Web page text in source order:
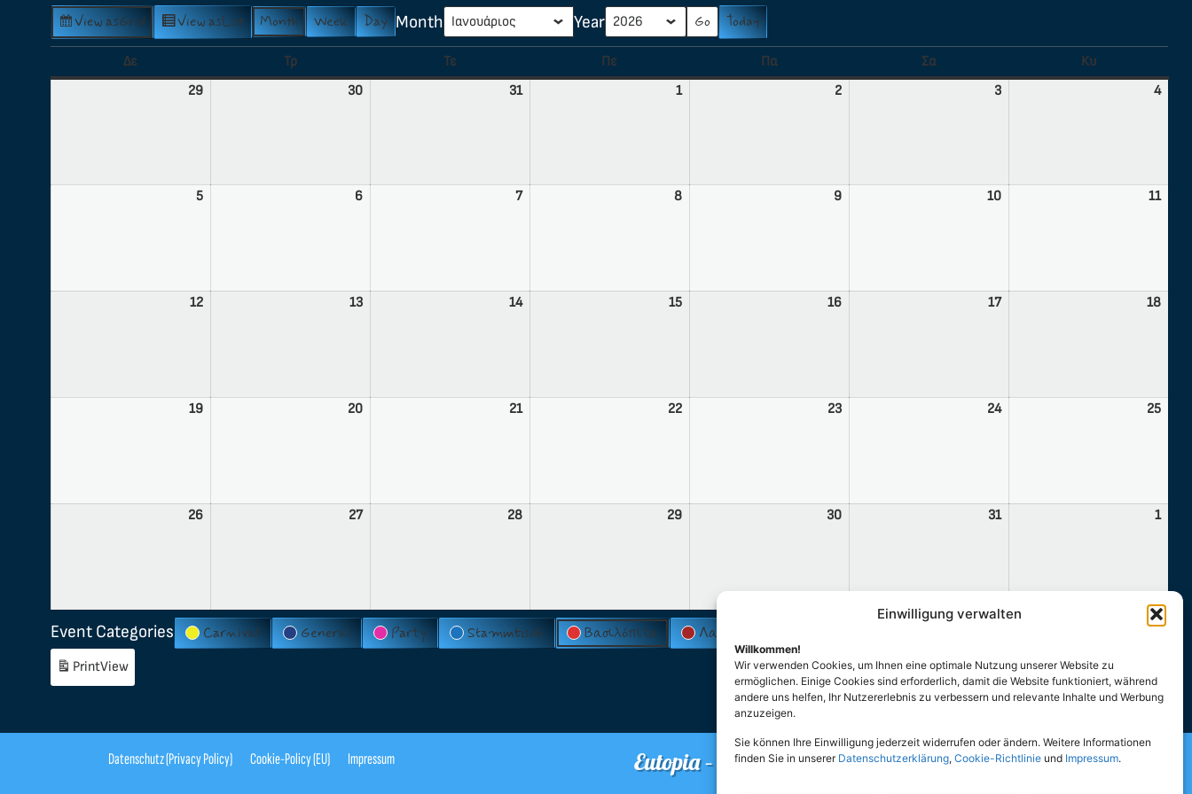
Einwilligung verwalten
Willkommen!
Wir verwenden Cookies, um Ihnen eine optimale Nutzung unserer Website zu
ermöglichen. Einige Cookies sind erforderlich, damit die Website funktioniert, während
andere uns helfen, Ihr Nutzererlebnis zu verbessern und relevante Inhalte und Werbung
anzuzeigen.
Sie können Ihre Einwilligung jederzeit widerrufen oder ändern. Weitere Informationen
finden Sie in unserer Datenschutzerklärung, Cookie-Richtlinie und Impressum.
View asGrid View asList Month Week Day Month Year Today
Δε Τρ Τε Πε Πα Σα
Κυ
29
30 31 1 2 3 4
5 6 7 8 9 10 11
12 13 14 15 16 17 18
19 20 21 22 23 24 25
26 27 28 29 30 31 1
Event Categories Carnival General Party Stammtisch Βασιλόπιτα Λαμπάδες
PrintView
Datenschutz (Privacy Policy) Cookie-Policy (EU) Impressum Eutopia – Verein der Hellenen und Hellasfreunde